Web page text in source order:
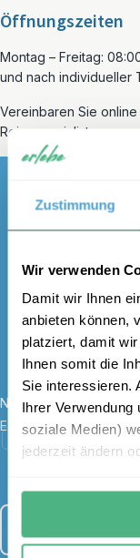
Zustimmung
Wir verwenden
Damit wir Ihnen
anbieten können,
platziert, damit
Ihnen somit die
Sie interessieren.
Ihrer
soziale Medien)
jederzeit ändern
Öffnungszeiten
Montag – Freitag:
und nach individueller
Vereinbaren Sie online
Reisespezialisten.
Name *
E-Mail *
Ich habe die
stimme diesen zu.